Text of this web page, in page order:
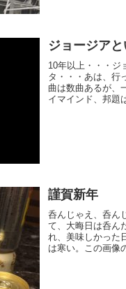
ジョージア
10年以上・・・ジ
タ・・・あは、行
曲は数曲あるが、
イマインド、邦題
謹賀新年
呑んじゃえ、呑ん
て、大晦日は呑ん
れ、美味しかった
は寒い。この画像